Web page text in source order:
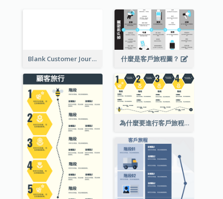
Blank Customer Journey Map 什麼是客戶旅程圖？
為什麼要進行客戶旅程映射？